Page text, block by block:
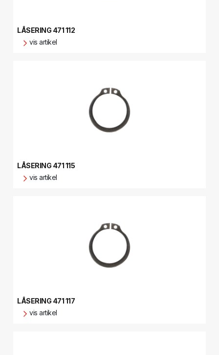
LÅSERING 471 112
vis artikel
LÅSERING 471 115
vis artikel
LÅSERING 471 117
vis artikel